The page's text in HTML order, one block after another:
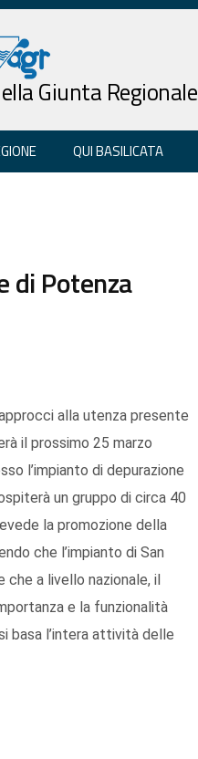
Giunta Regionale
QUI BASILICATA
di Potenza
alla utenza presente
il prossimo 25 marzo
l’impianto di depurazione
un gruppo di circa 40
la promozione della
che l’impianto di San
a livello nazionale, il
e la funzionalità
basa l’intera attività delle